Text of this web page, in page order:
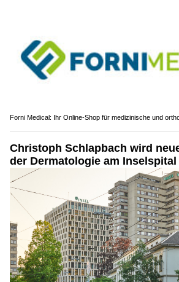
Forni Medical: Ihr Online-Shop für medizinische und
Christoph Schlapbach wird
der Dermatologie am Inselspital